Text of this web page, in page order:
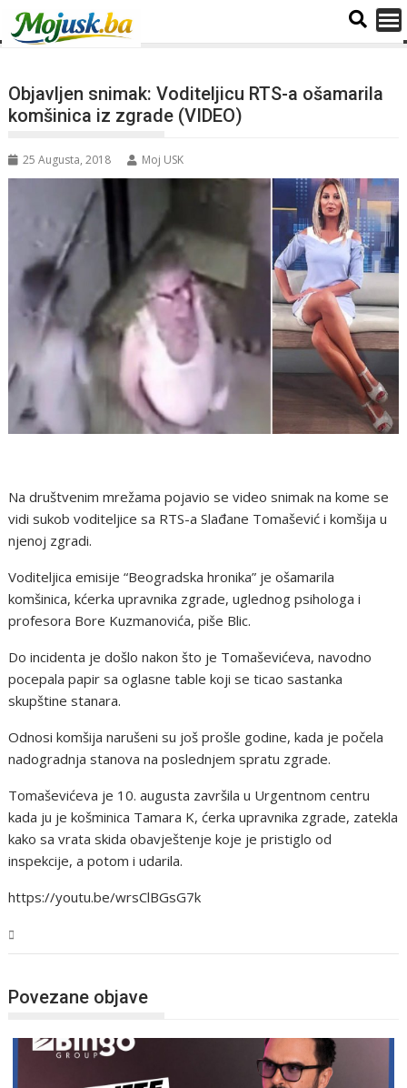
Objavljen snimak: Voditeljicu RTS-a ošamarila
komšinica iz zgrade (VIDEO)
25 Augusta, 2018 Moj USK
Na društvenim mrežama pojavio se video snimak na kome se
vidi sukob voditeljice sa RTS-a Slađane Tomašević i komšija u
njenoj zgradi.
Voditeljica emisije “Beogradska hronika” je ošamarila
komšinica, kćerka upravnika zgrade, uglednog psihologa i
profesora Bore Kuzmanovića, piše Blic.
Do incidenta je došlo nakon što je Tomaševićeva, navodno
pocepala papir sa oglasne table koji se ticao sastanka
skupštine stanara.
Odnosi komšija narušeni su još prošle godine, kada je počela
nadogradnja stanova na poslednjem spratu zgrade.
Tomaševićeva je 10. augusta završila u Urgentnom centru
kada ju je košminica Tamara K, ćerka upravnika zgrade, zatekla
kako sa vrata skida obavještenje koje je pristiglo od
inspekcije, a potom i udarila.
https://youtu.be/wrsClBGsG7k
Povezane objave